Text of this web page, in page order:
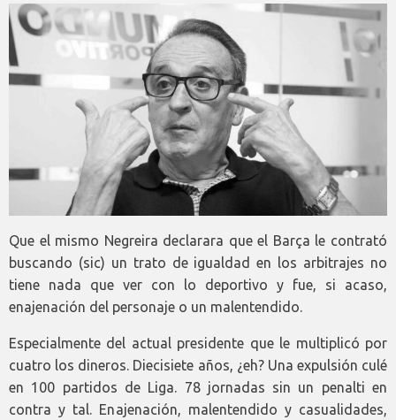
Que el mismo Negreira declarara que el Barça le contrató
buscando (sic) un trato de igualdad en los arbitrajes no
tiene nada que ver con lo deportivo y fue, si acaso,
enajenación del personaje o un malentendido.
Especialmente del actual presidente que le multiplicó por
cuatro los dineros. Diecisiete años, ¿eh? Una expulsión culé
en 100 partidos de Liga. 78 jornadas sin un penalti en
contra y tal. Enajenación, malentendido y casualidades,